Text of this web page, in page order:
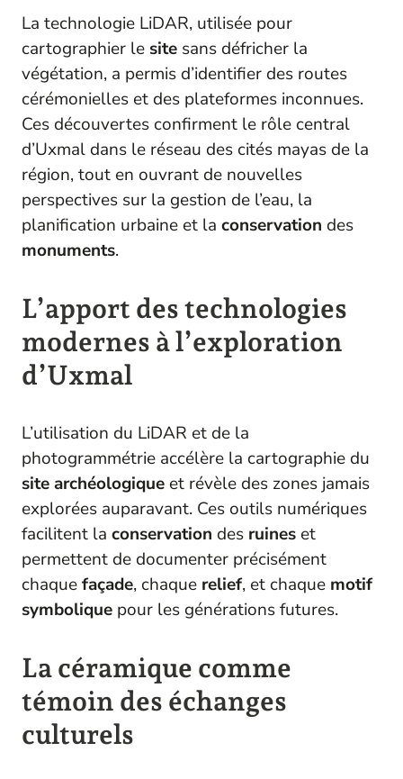
La technologie LiDAR, utilisée pour
cartographier le site sans défricher la
végétation, a permis d’identifier des routes
cérémonielles et des plateformes inconnues.
Ces découvertes confirment le rôle central
d’Uxmal dans le réseau des cités mayas de la
région, tout en ouvrant de nouvelles
perspectives sur la gestion de l’eau, la
planification urbaine et la conservation des
monuments.
L’apport des technologies
modernes à l’exploration
d’Uxmal
L’utilisation du LiDAR et de la
photogrammétrie accélère la cartographie du
site archéologique et révèle des zones jamais
explorées auparavant. Ces outils numériques
facilitent la conservation des ruines et
permettent de documenter précisément
chaquefaçade, chaque relief, et chaque motif
symbolique pour les générations futures.
La céramique comme
témoin des échanges
culturels